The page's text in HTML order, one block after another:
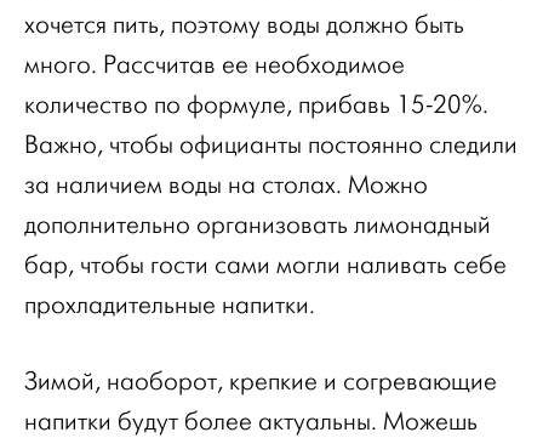
хочется пить, поэтому воды должно быть
много. Рассчитав ее необходимое
количество по формуле, прибавь 15-20%.
Важно, чтобы официанты постоянно следили
за наличием воды на столах. Можно
дополнительно организовать лимонадный
бар, чтобы гости сами могли наливать себе
прохладительные напитки.
Зимой, наоборот, крепкие и согревающие
напитки будут более актуальны. Можешь